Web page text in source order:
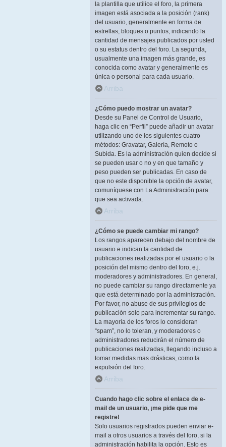
la plantilla que utilice el foro, la primera
imagen está asociada a la posición (rank)
del usuario, generalmente en forma de
estrellas, bloques o puntos, indicando la
cantidad de mensajes publicados por usted
o su estatus dentro del foro. La segunda,
usualmente una imagen más grande, es
conocida como avatar y generalmente es
única o personal para cada usuario.
Arriba
¿Cómo puedo mostrar un avatar?
Desde su Panel de Control de Usuario,
haga clic en “Perfil” puede añadir un avatar
utilizando uno de los siguientes cuatro
métodos: Gravatar, Galería, Remoto o
Subida. Es la administración quien decide si
se pueden usar o no y en que tamaño y
peso pueden ser publicadas. En caso de
que no este disponible la opción de avatar,
comuníquese con La Administración para
que sea activada.
Arriba
¿Cómo se puede cambiar mi rango?
Los rangos aparecen debajo del nombre de
usuario e indican la cantidad de
publicaciones realizadas por el usuario o la
posición del mismo dentro del foro, e.j.
moderadores y administradores. En general,
no puede cambiar su rango directamente ya
que está determinado por la administración.
Por favor, no abuse de sus privilegios de
publicación solo para incrementar su rango.
La mayoría de los foros lo consideran
“spam”, no lo toleran, y moderadores o
administradores reducirán el número de
publicaciones realizadas, llegando incluso a
tomar medidas mas drásticas, como la
expulsión del foro.
Arriba
Cuando hago clic sobre el enlace de e-
mail de un usuario, ¡me pide que me
registre!
Solo usuarios registrados pueden enviar e-
mail a otros usuarios a través del foro, si la
administración habilita la opción. Esto es